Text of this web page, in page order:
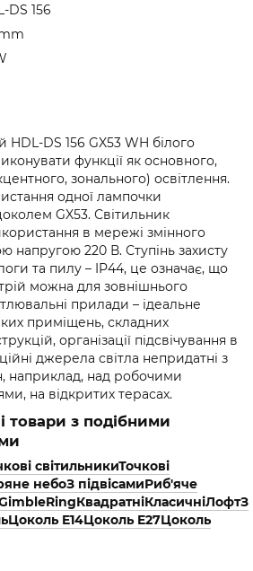
DS 156
HDL-DS 156 GX53 WH білого
функції як основного,
зонального) освітлення.
одної лампочки
GX53. Світильник
в мережі змінного
напругою 220 В. Ступінь захисту
та пилу – IP44, це означає, що
можна для зовнішнього
прилади – ідеальне
приміщень, складних
організації підсвічування в
джерела світла непридатні з
наприклад, над робочими
на відкритих терасах.
товари з подібними
світильникиТочкові
небоЗ підвісамиРиб'яче
RingКвадратніКласичніЛофтЗ
Цоколь E14Цоколь E27Цоколь